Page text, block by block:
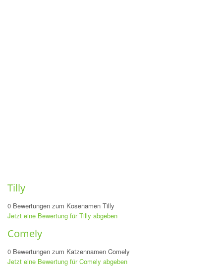
Tilly
0 Bewertungen zum Kosenamen Tilly
Jetzt eine Bewertung für Tilly abgeben
Comely
0 Bewertungen zum Katzennamen Comely
Jetzt eine Bewertung für Comely abgeben